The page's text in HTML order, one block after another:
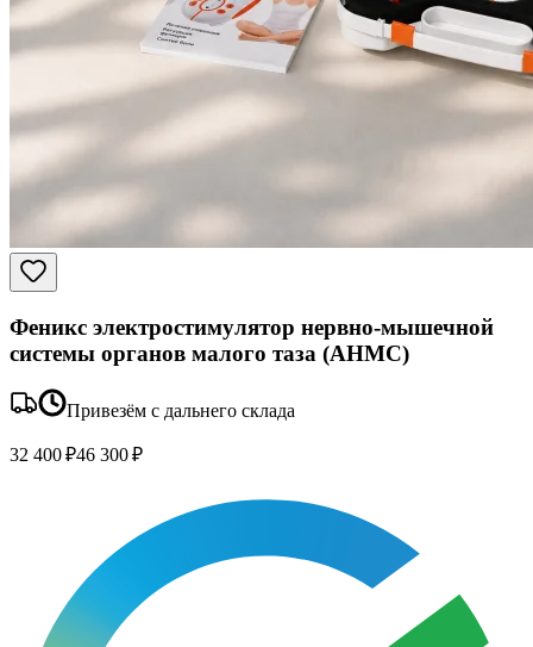
Феникс электростимулятор нервно-мышечной
системы органов малого таза (АНМС)
Привезём с дальнего склада
32 400 ₽46 300 ₽